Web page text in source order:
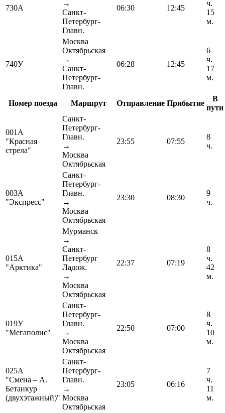
730А
→
Санкт-
Петербург-
Главн.
06:30 12:45
ч.
15
м.
740У
Москва
Октябрьская
→
Санкт-
Петербург-
Главн.
06:28 12:45
6
ч.
17
м.
Номер поезда Маршрут Отправление Прибытие
В
пути
001А
"Красная
стрела"
Санкт-
Петербург-
Главн.
→
Москва
Октябрьская
23:55 07:55
8
ч.
003А
"Экспресс"
Санкт-
Петербург-
Главн.
→
Москва
Октябрьская
23:30 08:30
9
ч.
015А
"Арктика"
Мурманск
→
Санкт-
Петербург
Ладож.
→
Москва
Октябрьская
22:37 07:19
8
ч.
42
м.
019У
"Мегаполис"
Санкт-
Петербург-
Главн.
→
Москва
Октябрьская
22:50 07:00
8
ч.
10
м.
025А
"Смена – А.
Бетанкур
(двухэтажный)"
Санкт-
Петербург-
Главн.
→
Москва
Октябрьская
23:05 06:16
7
ч.
11
м.